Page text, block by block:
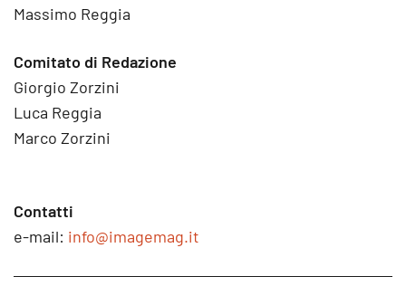
Massimo Reggia
Comitato di Redazione
Giorgio Zorzini
Luca Reggia
Marco Zorzini
Contatti
e-mail: info@imagemag.it